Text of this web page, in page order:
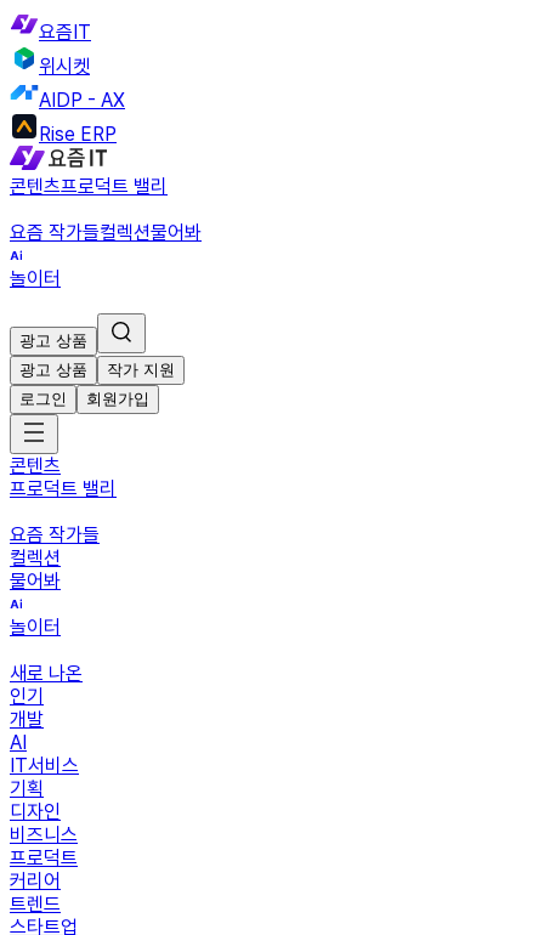
요즘IT
위시켓
AIDP - AX
Rise ERP
콘텐츠프로덕트 밸리
요즘 작가들컬렉션물어봐
놀이터
광고 상품
광고 상품
작가 지원
로그인
회원가입
콘텐츠
프로덕트 밸리
요즘 작가들
컬렉션
물어봐
놀이터
새로 나온
인기
개발
AI
IT서비스
기획
디자인
비즈니스
프로덕트
커리어
트렌드
스타트업